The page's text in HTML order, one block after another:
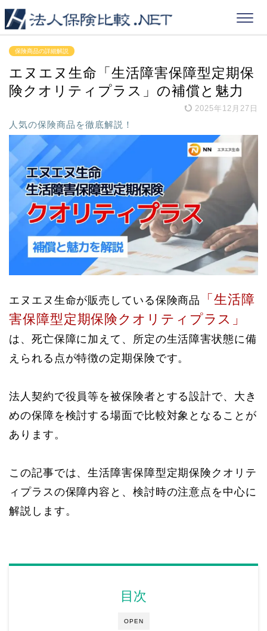
保険商品の詳細解説
エヌエヌ生命「生活障害保障型定期保
険クオリティプラス」の補償と魅力
2025年12月27日
人気の保険商品を徹底解説！
エヌエヌ生命が販売している保険商品
「生活障
害保障型定期保険クオリティプラス」
は、死亡保障に加えて、所定の生活障害状態に備
えられる点が特徴の定期保険です。
法人契約で役員等を被保険者とする設計で、大き
めの保障を検討する場面で比較対象となることが
あります。
この記事では、生活障害保障型定期保険クオリテ
ィプラスの保障内容と、検討時の注意点を中心に
解説します。
OPEN
目次